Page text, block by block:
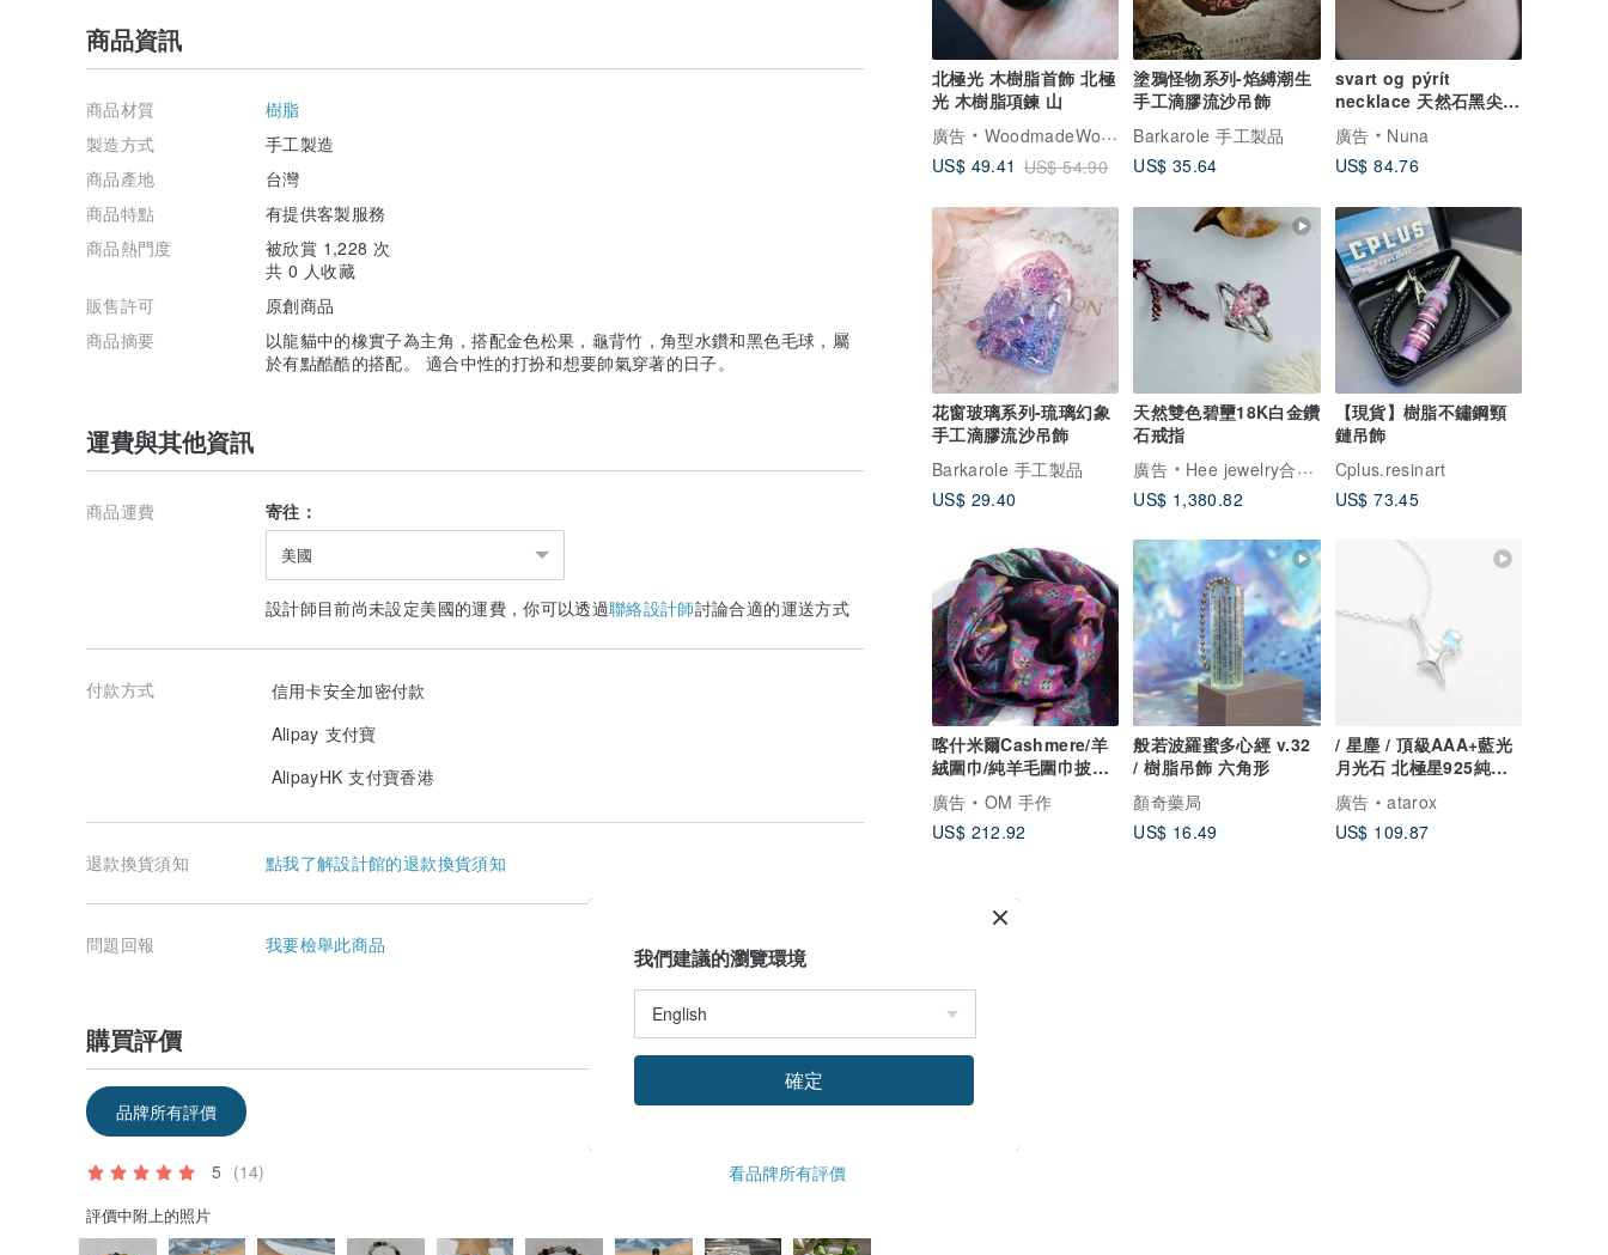
北極光 木樹脂首飾 北極
光 木樹脂項鍊 山
廣告
WoodmadeWonderwood
US$ 49.41 US$ 54.90
塗鴉怪物系列-焰縛潮生
手工滴膠流沙吊飾
Barkarole 手工製品
US$ 35.64
svart og pýrít
necklace 天然石黑尖晶
石 黃鐵礦 / 純銀 串珠
廣告
Nuna
US$ 84.76
花窗玻璃系列-琉璃幻象
手工滴膠流沙吊飾
Barkarole 手工製品
US$ 29.40
天然雙色碧壐18K白金鑽
石戒指
廣告
Hee jewelry合一輕珠寶
US$ 1,380.82
【現貨】樹脂不鏽鋼頸
鏈吊飾
Cplus.resinart
US$ 73.45
喀什米爾Cashmere/羊
絨圍巾/純羊毛圍巾披巾/
戒指絨披肩 保暖 暖暖
露營必備 登山必備 外出
海邊 下雪-玫瑰花朵
廣告
OM 手作
US$ 212.92
般若波羅蜜多心經 v.32
/ 樹脂吊飾 六角形
顏奇藥局
US$ 16.49
/ 星塵 / 頂級AAA+藍光
月光石 北極星925純銀
項鍊 (銀/金/玫瑰金)
廣告
atarox
US$ 109.87
商品資訊
商品材質
樹脂
製造方式
手工製造
商品產地
台灣
商品特點
有提供客製服務
商品熱門度
被欣賞 1,228 次
共 0 人收藏
販售許可
原創商品
商品摘要
以龍貓中的橡實子為主角，搭配金色松果，龜背竹，角型水鑽和黑色毛球，屬
於有點酷酷的搭配。 適合中性的打扮和想要帥氣穿著的日子。
運費與其他資訊
商品運費 寄往：
美國
設計師目前尚未設定美國的運費，你可以透過聯絡設計師討論合適的運送方式
付款方式
信用卡安全加密付款
Alipay 支付寶
AlipayHK 支付寶香港
退款換貨須知 點我了解設計館的退款換貨須知
問題回報 我要檢舉此商品
購買評價
品牌所有評價
5 (14) 看品牌所有評價
評價中附上的照片
我們建議的瀏覽環境
確定